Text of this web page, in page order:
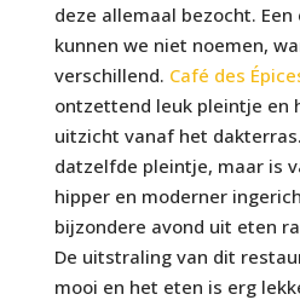
deze allemaal bezocht.
kunnen we niet noemen,
verschillend. Café des
ontzettend leuk pleintje en
uitzicht vanaf het
datzelfde pleintje, maar is
hipper en moderner
bijzondere avond uit eten
De uitstraling van dit
mooi en het eten is erg